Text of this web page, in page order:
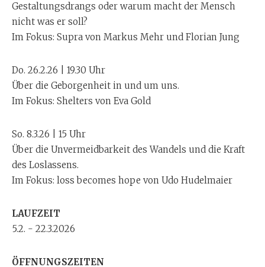
Gestaltungsdrangs oder warum macht der Mensch
nicht was er soll?
Im Fokus: Supra von Markus Mehr und Florian Jung
Do. 26.2.26 | 19.30 Uhr
Über die Geborgenheit in und um uns.
Im Fokus: Shelters von Eva Gold
So. 8.3.26 | 15 Uhr
Über die Unvermeidbarkeit des Wandels und die Kraft
des Loslassens.
Im Fokus: loss becomes hope von Udo Hudelmaier
LAUFZEIT
5.2. - 22.3.2026
ÖFFNUNGSZEITEN